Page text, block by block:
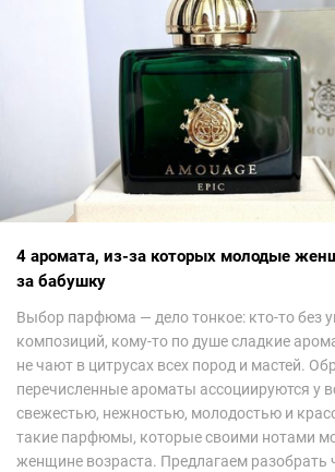
4 аромата, из-за которых молодые
за бабушку
Выбор парфюма — дело тонкое: кто-то без
композиций, кому-то по душе сладкие
не чают в цитрусах всех пород и мастей.
перечисленные ароматы ассоциируются у
свежестью, нежностью, молодостью и
такие парфюмы, которые своими нотами
женщине возраста. Предлагаем разобрать